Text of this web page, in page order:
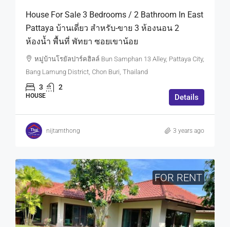
House For Sale 3 Bedrooms / 2 Bathroom In East
Pattaya บ้านเดี่ยว สำหรับ-ขาย 3 ห้องนอน 2
ห้องน้ำ พื้นที่ พัทยา ซอยเขาน้อย
หมู่บ้านโรยัลปาร์คฮิลล์ Bun Samphan 13 Alley, Pattaya City,
Bang Lamung District, Chon Buri, Thailand
3 2
HOUSE Details
nijtamthong 3 years ago
FOR RENT